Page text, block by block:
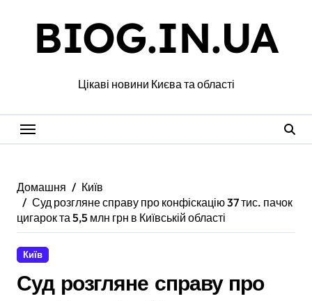
BIOG.IN.UA
Цікаві новини Києва та області
Домашня
Київ
Суд розгляне справу про конфіскацію 37 тис. пачок
цигарок та 5,5 млн грн в Київській області
Київ
Суд розгляне справу про